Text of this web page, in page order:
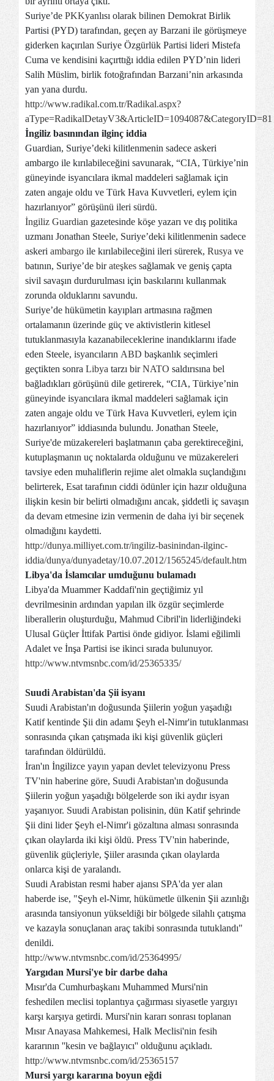
Suriye’de PKKyanlısı olarak bilinen Demokrat Birlik
Partisi (PYD) tarafından, geçen ay Barzani ile görüşmeye
giderken kaçırılan Suriye Özgürlük Partisi lideri Mistefa
Cuma ve kendisini kaçırttığı iddia edilen PYD’nin lideri
Salih Müslim, birlik fotoğrafından Barzani’nin arkasında
yan yana durdu.
http://www.radikal.com.tr/Radikal.aspx?
aType=RadikalDetayV3&ArticleID=1094087&CategoryID=81
İngiliz basınından ilginç iddia
Guardian, Suriye’deki kilitlenmenin sadece askeri
ambargo ile kırılabileceğini savunarak, “CIA, Türkiye’nin
güneyinde isyancılara ikmal maddeleri sağlamak için
zaten angaje oldu ve Türk Hava Kuvvetleri, eylem için
hazırlanıyor” görüşünü ileri sürdü.
İngiliz Guardian gazetesinde köşe yazarı ve dış politika
uzmanı Jonathan Steele, Suriye’deki kilitlenmenin sadece
askeri ambargo ile kırılabileceğini ileri sürerek, Rusya ve
batının, Suriye’de birateşkes sağlamak ve geniş çapta
sivil savaşın durdurulması için baskılarını kullanmak
zorunda olduklarını savundu.
Suriye’de hükümetin kayıpları artmasına rağmen
ortalamanın üzerinde güç ve aktivistlerin kitlesel
tutuklanmasıyla kazanabileceklerine inandıklarını ifade
eden Steele, isyancıların ABD başkanlık seçimleri
geçtikten sonra Libya tarzı birNATO saldırısına bel
bağladıkları görüşünü dile getirerek, “CIA, Türkiye’nin
güneyinde isyancılara ikmal maddeleri sağlamak için
zaten angaje oldu ve Türk Hava Kuvvetleri, eylem için
hazırlanıyor” iddiasında bulundu. Jonathan Steele,
Suriye'de müzakereleri başlatmanın çaba gerektireceğini,
kutuplaşmanın uç noktalarda olduğunu ve müzakereleri
tavsiye eden muhaliflerin rejime alet olmakla suçlandığını
belirterek, Esat tarafının ciddi ödünler için hazır olduğuna
ilişkin kesin bir belirti olmadığını ancak, şiddetli iç savaşın
da devam etmesine izin vermenin de daha iyi bir seçenek
olmadığını kaydetti.
http://dunya.milliyet.com.tr/ingiliz-basinindan-ilginc-
iddia/dunya/dunyadetay/10.07.2012/1565245/default.htm
Libya'da İslamcılar umduğunu bulamadı
Libya'da Muammer Kaddafi'nin geçtiğimiz yıl
devrilmesinin ardından yapılan ilk özgür seçimlerde
liberallerin oluşturduğu, Mahmud Cibril'in liderliğindeki
Ulusal Güçler İttifak Partisi önde gidiyor. İslami eğilimli
Adalet ve İnşa Partisi ise ikinci sırada bulunuyor.
http://www.ntvmsnbc.com/id/25365335/
Suudi Arabistan'da Şii isyanı
Suudi Arabistan'ın doğusunda Şiilerin yoğun yaşadığı
Katif kentinde Şii din adamı Şeyh el-Nimr'in tutuklanması
sonrasında çıkan çatışmada iki kişi güvenlik güçleri
tarafından öldürüldü.
İran'ın İngilizce yayın yapan devlet televizyonu Press
TV'nin haberine göre, Suudi Arabistan'ın doğusunda
Şiilerin yoğun yaşadığı bölgelerde son iki aydır isyan
yaşanıyor. Suudi Arabistan polisinin, dün Katif şehrinde
Şii dini lider Şeyh el-Nimr'i gözaltına alması sonrasında
çıkan olaylarda iki kişi öldü. Press TV'nin haberinde,
güvenlik güçleriyle, Şiiler arasında çıkan olaylarda
onlarca kişi de yaralandı.
Suudi Arabistan resmi haber ajansı SPA'da yer alan
haberde ise, "Şeyh el-Nimr, hükümetle ülkenin Şii azınlığı
arasında tansiyonun yükseldiği bir bölgede silahlı çatışma
ve kazayla sonuçlanan araç takibi sonrasında tutuklandı"
denildi.
http://www.ntvmsnbc.com/id/25364995/
Yargıdan Mursi'ye bir darbe daha
Mısır'da Cumhurbaşkanı Muhammed Mursi'nin
feshedilen meclisi toplantıya çağırması siyasetle yargıyı
karşı karşıya getirdi. Mursi'nin kararı sonrası toplanan
Mısır Anayasa Mahkemesi, Halk Meclisi'nin fesih
kararının ''kesin ve bağlayıcı'' olduğunu açıkladı.
http://www.ntvmsnbc.com/id/25365157
Mursi yargı kararına boyun eğdi